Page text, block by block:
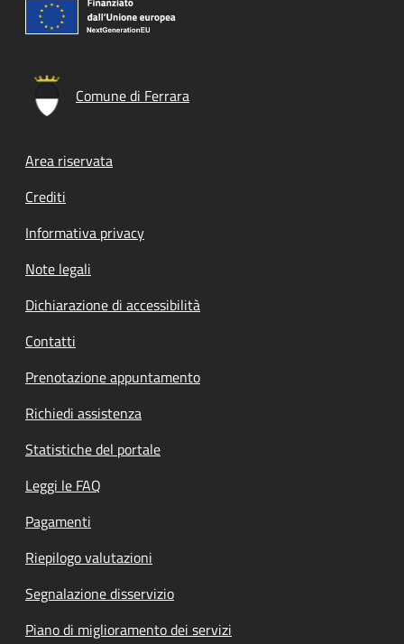
Comune di Ferrara
Footer menu
Area riservata
Crediti
Informativa privacy
Note legali
Dichiarazione di accessibilità
Contatti
Prenotazione appuntamento
Richiedi assistenza
Statistiche del portale
Leggi le FAQ
Pagamenti
Riepilogo valutazioni
Segnalazione disservizio
Piano di miglioramento dei servizi